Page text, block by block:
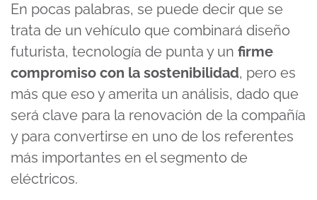
En pocas palabras, se puede decir que se
trata de un vehículo que combinará diseño
futurista, tecnología de punta y un firme
compromiso con la sostenibilidad, pero es
más que eso y amerita un análisis, dado que
será clave para la renovación de la compañía
y para convertirse en uno de los referentes
más importantes en el segmento de
eléctricos.